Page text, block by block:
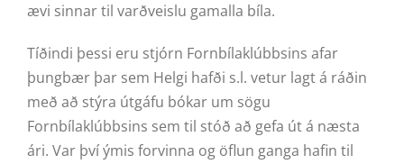
ævi sinnar til varðveislu gamalla bíla.
Tíðindi þessi eru stjórn Fornbílaklúbbsins afar
þungbær þar sem Helgi hafði s.l. vetur lagt á ráðin
með að stýra útgáfu bókar um sögu
Fornbílaklúbbsins sem til stóð að gefa út á næsta
ári. Var því ýmis forvinna og öflun ganga hafin til